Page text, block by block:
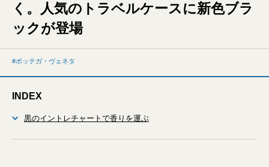
く。人気のトラベルケースに新色ブラ
ックが登場
ボッテガ・ヴェネタ
INDEX
黒のイントレチャートで香りを運ぶ